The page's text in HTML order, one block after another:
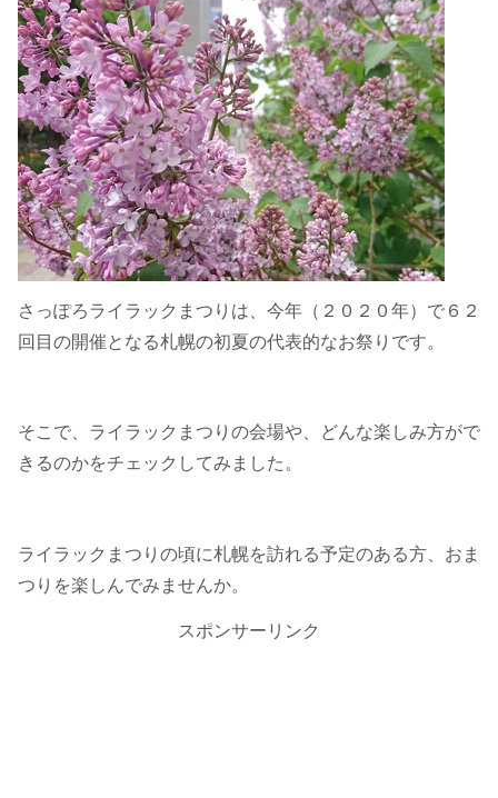
さっぽろライラックまつりは、今年（２０２０年）で６２
回目の開催となる札幌の初夏の代表的なお祭りです。
そこで、ライラックまつりの会場や、どんな楽しみ方がで
きるのかをチェックしてみました。
ライラックまつりの頃に札幌を訪れる予定のある方、おま
つりを楽しんでみませんか。
スポンサーリンク